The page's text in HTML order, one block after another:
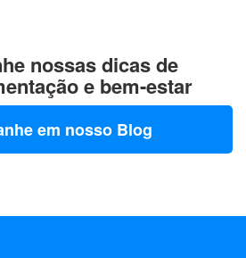
nossas dicas de
e bem-estar
em nosso Blog